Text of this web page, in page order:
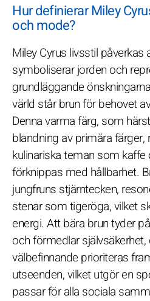
Hur definierar Miley
och mode?
Miley Cyrus livsstil påverkas
symboliserar jorden och
grundläggande
värld står brun för behovet
Denna varma färg, som
blandning av primära färger,
kulinariska teman som
förknippas med hållbarhet.
jungfruns stjärntecken,
stenar som tigeröga, vilket
energi. Att bära brun tyder
och förmedlar
välbefinnande prioriteras
utseenden, vilket utgör en
passar för alla sociala